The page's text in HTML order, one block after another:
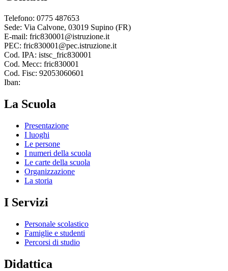
Telefono: 0775 487653
Sede: Via Calvone, 03019 Supino (FR)
E-mail: fric830001@istruzione.it
PEC: fric830001@pec.istruzione.it
Cod. IPA: istsc_fric830001
Cod. Mecc: fric830001
Cod. Fisc: 92053060601
Iban:
La Scuola
Presentazione
I luoghi
Le persone
I numeri della scuola
Le carte della scuola
Organizzazione
La storia
I Servizi
Personale scolastico
Famiglie e studenti
Percorsi di studio
Didattica